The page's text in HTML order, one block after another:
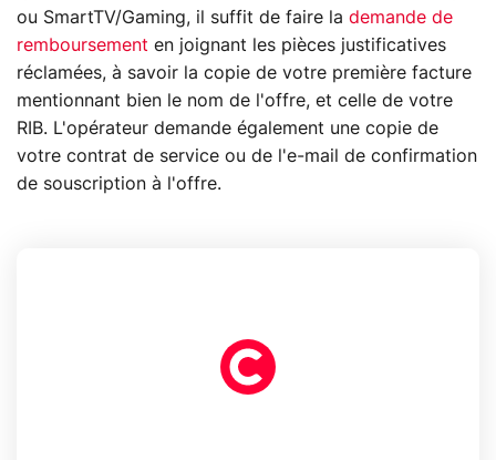
ou SmartTV/Gaming, il suffit de faire la demande de
remboursement en joignant les pièces justificatives
réclamées, à savoir la copie de votre première facture
mentionnant bien le nom de l'offre, et celle de votre
RIB. L'opérateur demande également une copie de
votre contrat de service ou de l'e-mail de confirmation
de souscription à l'offre.